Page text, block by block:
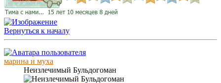
Вернуться к началу
марина и муха
Неизлечимый Бульдогоман